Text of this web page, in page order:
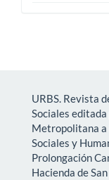
URBS. Revista
Sociales
Metropolitana a
Sociales y
Prolongación
Hacienda de